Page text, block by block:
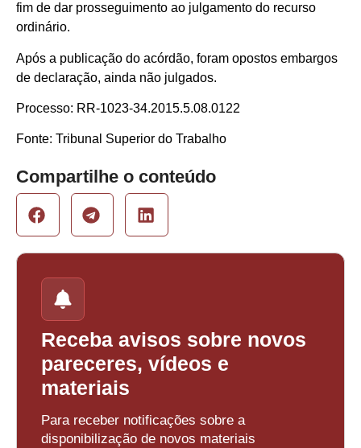
fim de dar prosseguimento ao julgamento do recurso
ordinário.
Após a publicação do acórdão, foram opostos embargos
de declaração, ainda não julgados.
Processo: RR-1023-34.2015.5.08.0122
Fonte: Tribunal Superior do Trabalho
Compartilhe o conteúdo
Receba avisos sobre novos
pareceres, vídeos e
materiais
Para receber notificações sobre a
disponibilização de novos materiais